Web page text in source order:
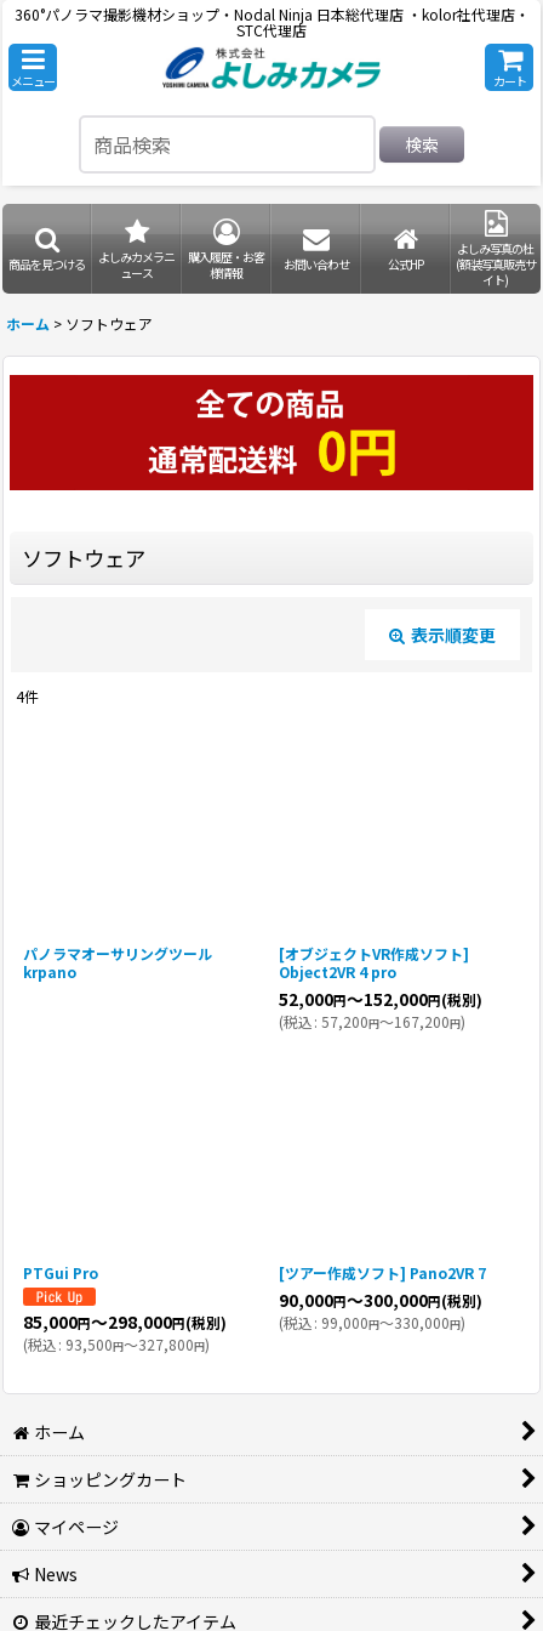
360°パノラマ撮影機材ショップ・Nodal Ninja 日本総代理店 ・kolor社代理店・
STC代理店
メニュー カート
検索
商品を見つける
よしみカメラニ
ュース
購入履歴・お客
様情報
お問い合わせ 公式HP
よしみ写真の杜
(額装写真販売サ
イト)
ホーム > ソフトウェア
ソフトウェア
表示順変更
閉じる
4件
パノラマオーサリングツール
krpano
[オブジェクトVR作成ソフト]
Object2VR 4 pro
52,000円～152,000円(税別)
(税込: 57,200円～167,200円)
PTGui Pro
85,000円～298,000円(税別)
(税込: 93,500円～327,800円)
[ツアー作成ソフト] Pano2VR 7
90,000円～300,000円(税別)
(税込: 99,000円～330,000円)
ホーム
ショッピングカート
マイページ
News
最近チェックしたアイテム